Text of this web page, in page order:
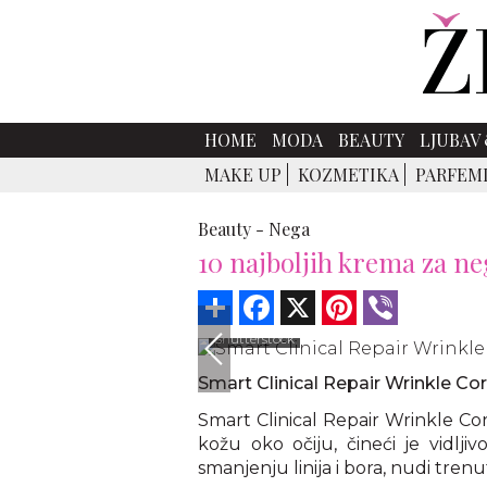
HOME MODA BEAUTY
MAKE UP
KOZMETIKA PARFEMI
Beauty - Nega
10 najboljih krema za
Share Facebook Pinterest
Shutterstock
Smart Clinical Repair Wrinkle
Smart Clinical Repair Wrinkle
kožu oko očiju, čineći je
smanjenju linija i bora, nudi